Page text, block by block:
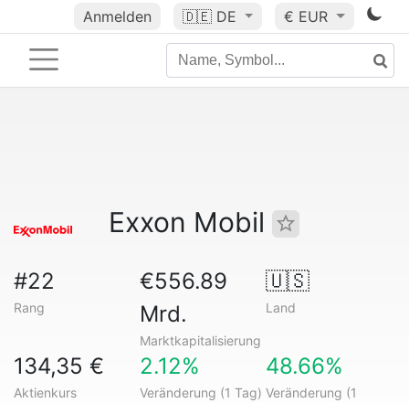
Anmelden 🇩🇪 DE € EUR
Exxon Mobil
#22
Rang
€556.89
Mrd.
Marktkapitalisierung
🇺🇸
Land
134,35 €
Aktienkurs
2.12%
Veränderung (1 Tag)
48.66%
Veränderung (1